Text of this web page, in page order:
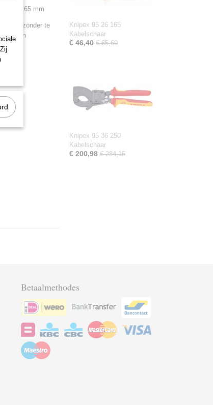
165 mm
af zonder te
en
Met
Knipex 95 26 165
Kabelschaar
€ 46,40 € 65,60
Knipex 95 36 250
Kabelschaar
€ 200,98 € 284,15
Betaalmethodes